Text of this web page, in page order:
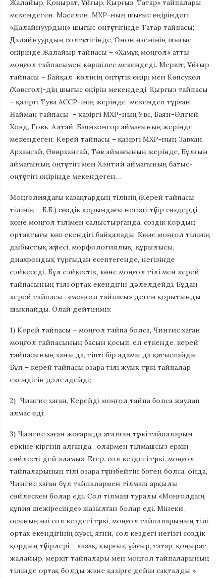
Жалайыр, Қоңырат, Ұйғыр, Қырғыз, Татар» тайпалары
мекендеген. Мәселен, МХР-ның шығыс өңіріндегі
«Далайнуурдың» шығыс оңтүстігінде Татар тайпасы;
Далайнуурдың солтүстігінде, Онон өзенінің шығыс
өңірінде Жалайыр тайпасы – «Хамұқ моңғол» атты
моңғол тайпасымен көршілес мекендеді. Меркіт, Ұйғыр
тайпасы – Байқал көлінің оңтүстік өңірі мен Көпсукөл
(Хөвсгөл)-дің шығыс өңірін мекендеді. Қырғыз тайпасы
– қазіргі Тува АССР-інің жерінде мекендеп тұрған.
Найман тайпасы – қазіргі МХР-ның Увс, Баян-Өлгий,
Ховд, Говь-Алтай, Баянхонгор аймағының жерінде
мекендеген. Керей тайпасы – қазіргі МХР-ның Завхан,
Архангай, Өвөрхангай, Төв аймағының жерінде, Бұлғын
аймағының оңтүстігі мен Хэнтий аймағының батыс-
оңтүстігі өңірінде мекендеген…
Моңғолиядағы қазақтардың тілінің (Керей тайпасы
тілінің – Б.Б.) сөздік қорындағы негізгі түбір сөздерді
көне моңғол тілімен салыстырғанда, сөздік қордың
ортақтығы көп екендігі байқалады. Көне моңғол тілінің
дыбыстық жүйесі, морфологиялық құрылысы,
диахрондық тұрғыдан есептегенде, негізінде
сәйкеседі. Бұл сәйкестік, көне моңғол тілі мен керей
тайпасының тілі ортақ екендігін дәлелдейді. Бұдан
керей тайпасы , «моңғол тайпасы» деген қорытынды
шықпайды. Олай дейтініміз:
1) Керей тайпасы – моңғол тайпа болса, Чингис хаған
моңғол тайпасының басын қосып, ел еткенде, керей
тайпасының ханы да, тіпті бір адамы да қатыспайды.
Бұл – керей тайпасы өзара тілі жуық түркі тайпалар
екендігін дәлелдейді;
2) Чингис хаған, Керейді моңғол тайпа болса жаулап
алмас еді;
3) Чингис хаған жоғарыда аталған түркі тайпаларын
еркіне кіргізіп алғанда, олармен тілмашсыз еркін
сөйлесті дей аламыз. Егер, сол кездегі түркі, моңғол
тайпаларының тілі өзара түсінбейтін бөтен болса, онда,
Чингис хаған бұл тайпалармен тілмаш арқылы
сөйлескен болар еді. Сол тілмаш туралы «Моңғолдың
құпия шежіресінде» жазылған болар еді. Мінеки,
осының өзі сол кездегі түркі, моңғол тайпаларының тілі
ортақ екендігінің куәсі, яғни, сол кездегі негізгі сөздік
қордың түбірлері – қазақ, қырғыз, ұйғыр, татар, қоңырат,
жалайыр, меркіт тайпалары мен моңғол тайпаларының
тілінде ортақ болды және қазірге дейін сақталды »